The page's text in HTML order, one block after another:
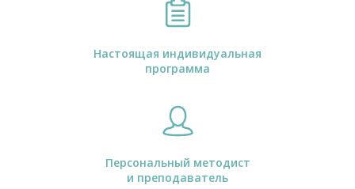
Настоящая индивидуальная
программа
Персональный методист
и преподаватель